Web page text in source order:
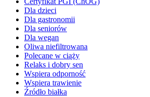
Dla dzieci
Dla gastronomii
Dla seniorów
Dla wegan
Oliwa niefiltrowana
Polecane w ciąży
Relaks i dobry sen
Wspiera odporność
Wspiera trawienie
Źródło białka